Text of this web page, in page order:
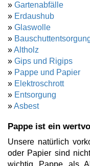
» Gartenabfälle
» Erdaushub
» Glaswolle
»
»Altholz
» Gips und Rigips
» Pappe und Papier
» Elektroschrott
» Entsorgung
»Asbest
Pappe ist ein
Unsere natürlich
oder Papier sind
wichtig Pappe als